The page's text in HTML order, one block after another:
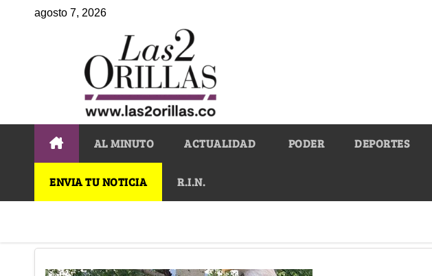
agosto 7, 2026
AL MINUTO ACTUALIDAD PODER DEPORTES
ENVIA TU NOTICIA R.I.N.